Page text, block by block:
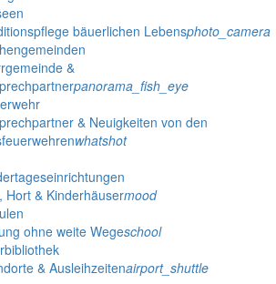
bäuerlichen Lebensphoto_camera
&
panorama_fish_eye
& Neuigkeiten von den
whatshot
Hort & Kinderhäusermood
ohne weite Wegeschool
& Ausleihzeitenairport_shuttle